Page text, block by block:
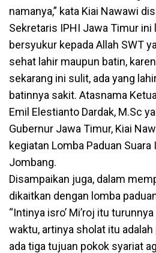
namanya,” kata Kiai Nawawi
Sekretaris IPHI Jawa Timur ini
bersyukur kepada Allah SWT
sehat lahir maupun batin,
sekarang ini sulit, ada yang
batinnya sakit. Atasnama
Emil Elestianto Dardak, M.Sc
Gubernur Jawa Timur, Kiai
kegiatan Lomba Paduan Suara
Jombang.
Disampaikan juga, dalam
dikaitkan dengan lomba
“Intinya isro’ Mi’roj itu
waktu, artinya sholat itu
ada tiga tujuan pokok syariat